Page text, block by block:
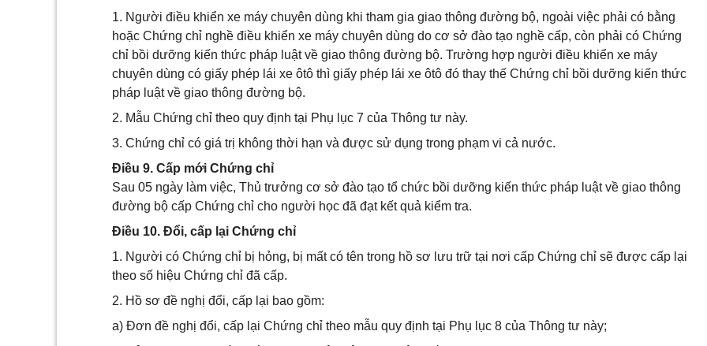
1. Người điều khiển xe máy chuyên dùng khi tham gia giao thông đường bộ, ngoài việc phải có bằng
hoặc Chứng chỉ nghề điều khiển xe máy chuyên dùng do cơ sở đào tạo nghề cấp, còn phải có Chứng
chỉ bồi dưỡng kiến thức pháp luật về giao thông đường bộ. Trường hợp người điều khiển xe máy
chuyên dùng có giấy phép lái xe ôtô thì giấy phép lái xe ôtô đó thay thế Chứng chỉ bồi dưỡng kiến thức
pháp luật về giao thông đường bộ.
2. Mẫu Chứng chỉ theo quy định tại Phụ lục 7 của Thông tư này.
3. Chứng chỉ có giá trị không thời hạn và được sử dụng trong phạm vi cả nước.
Điều 9. Cấp mới Chứng chỉ
Sau 05 ngày làm việc, Thủ trưởng cơ sở đào tạo tổ chức bồi dưỡng kiến thức pháp luật về giao thông
đường bộ cấp Chứng chỉ cho người học đã đạt kết quả kiểm tra.
Điều 10. Đổi, cấp lại Chứng chỉ
1. Người có Chứng chỉ bị hỏng, bị mất có tên trong hồ sơ lưu trữ tại nơi cấp Chứng chỉ sẽ được cấp lại
theo số hiệu Chứng chỉ đã cấp.
2. Hồ sơ đề nghị đổi, cấp lại bao gồm:
a) Đơn đề nghị đổi, cấp lại Chứng chỉ theo mẫu quy định tại Phụ lục 8 của Thông tư này;